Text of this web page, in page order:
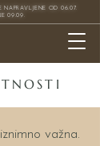
NAPRAVLJENE OD 06.07.
09.09.
važna.